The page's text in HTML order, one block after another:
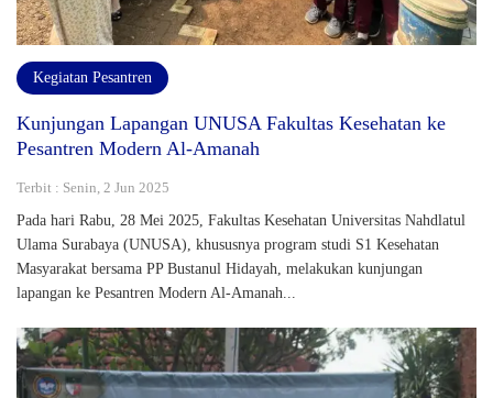
Kegiatan Pesantren
Kunjungan Lapangan UNUSA Fakultas Kesehatan ke
Pesantren Modern Al-Amanah
Terbit : Senin, 2 Jun 2025
Pada hari Rabu, 28 Mei 2025, Fakultas Kesehatan Universitas Nahdlatul
Ulama Surabaya (UNUSA), khususnya program studi S1 Kesehatan
Masyarakat bersama PP Bustanul Hidayah, melakukan kunjungan
lapangan ke Pesantren Modern Al-Amanah...